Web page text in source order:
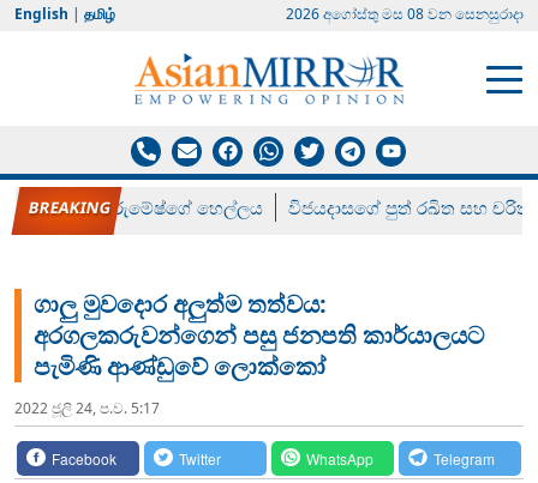
English | தமிழ் 2026 අගෝස්‍තු මස 08 වන සෙනසුරාදා
රන් ගෙනා රුමේෂ්ගේ හෙල්ලය විජයදාසගේ පුත් රඛිත සහ චරිත්
ගාලු මුවදොර අලුත්ම තත්වය:
අරගලකරුවන්ගෙන් පසු ජනපති කාර්යාලයට
පැමිණි ආණ්ඩුවේ ලොක්කෝ
2022 ජූලි 24, ප.ව. 5:17
Facebook Twitter WhatsApp Telegram